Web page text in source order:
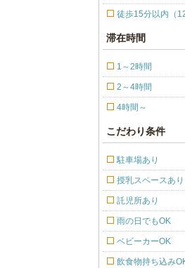
徒歩15分以内（
滞在時間
1～2時間
2～4時間
4時間～
こだわり条件
駐車場あり
授乳スペースあり
託児所あり
雨の日でもOK
ベビーカーOK
飲食物持ち込み